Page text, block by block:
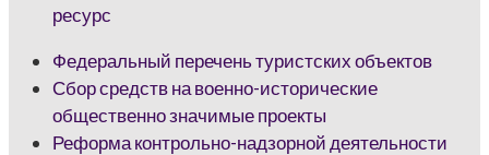
ресурс
Федеральный перечень туристских объектов
Сбор средств на военно-исторические
общественно значимые проекты
Реформа контрольно-надзорной деятельности